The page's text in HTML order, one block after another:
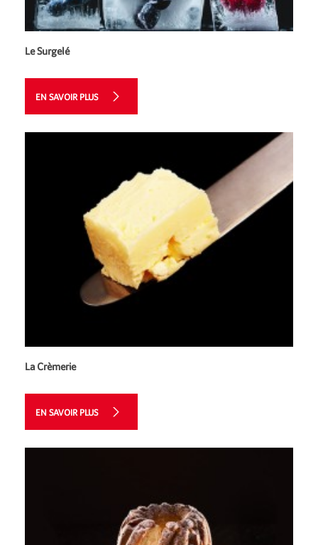
Le Surgelé
EN SAVOIR PLUS
La Crèmerie
EN SAVOIR PLUS